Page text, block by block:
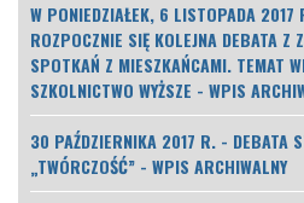
W PONIEDZIAŁEK, 6 LISTOPADA 2017
ROZPOCZNIE SIĘ KOLEJNA DEBATA Z
SPOTKAŃ Z MIESZKAŃCAMI. TEMAT
SZKOLNICTWO WYŻSZE - WPIS
30 PAŹDZIERNIKA 2017 R. - DEBATA
„TWÓRCZOŚĆ” - WPIS ARCHIWALNY